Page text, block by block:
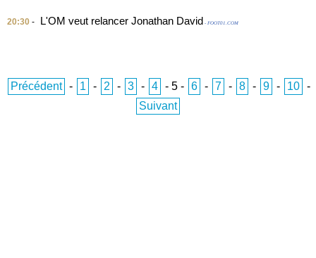
20:30 - L'OM veut relancer Jonathan David - FOOT01.COM
Précédent - 1 - 2 - 3 - 4 - 5- 6 - 7 - 8 - 9 - 10
-
Suivant